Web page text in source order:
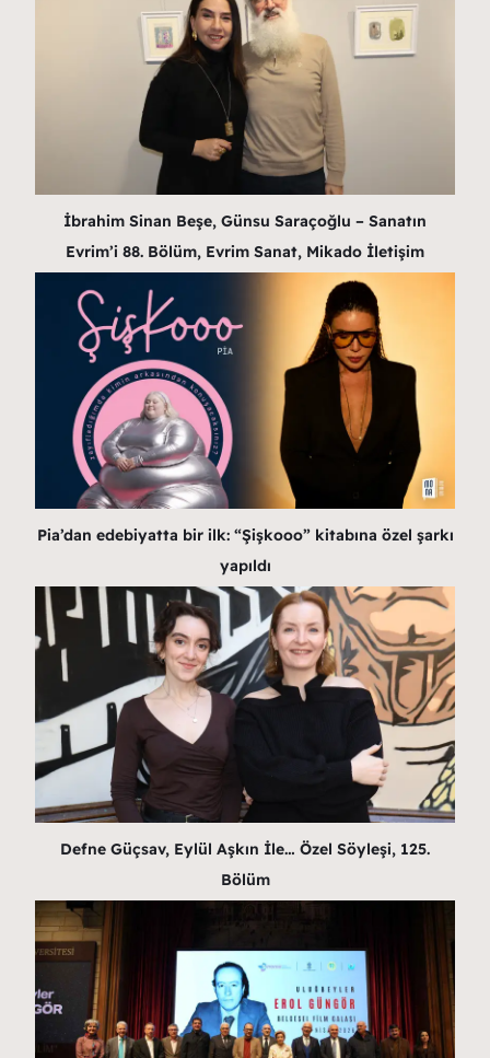
İbrahim Sinan Beşe, Günsu Saraçoğlu – Sanatın
Evrim’i 88. Bölüm, Evrim Sanat, Mikado İletişim
Pia’dan edebiyatta bir ilk: “Şişkooo” kitabına özel şarkı
yapıldı
Defne Güçsav, Eylül Aşkın İle… Özel Söyleşi, 125.
Bölüm